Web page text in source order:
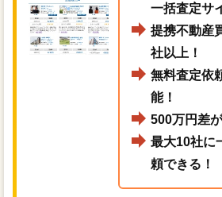
一括査定サ
提携不動産
社以上！
無料査定依
能！
500万円差
最大10社に
頼できる！